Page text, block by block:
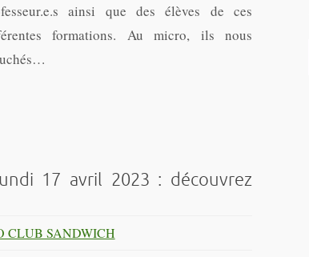
ainsi que des élèves de ces
formations. Au micro, ils nous
17 avril 2023 : découvrez
CLUB SANDWICH